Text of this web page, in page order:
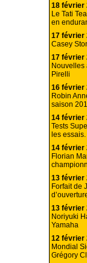
18 février
Le Tati
en
17 février
Casey
17 février
Nouvelles
Pirelli
16 février
Robin
saison
14 février
Tests
les essais.
14 février
Florian
13 février
Forfait de
13 février
Noriyuki
Yamaha
12 février
Mondial
Grégory